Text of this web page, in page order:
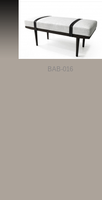
BAB-016